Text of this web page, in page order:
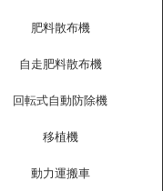
肥料散布機
自走肥料散布機
回転式自動防除機
移植機
動力運搬車